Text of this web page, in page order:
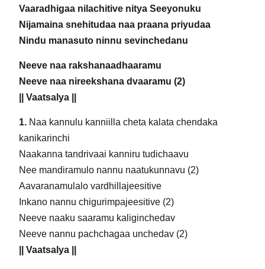
Vaaradhigaa nilachitive nitya Seeyonuku
Nijamaina snehitudaa naa praana priyudaa
Nindu manasuto ninnu sevinchedanu
Neeve naa rakshanaadhaaramu
Neeve naa nireekshana dvaaramu (2)
|| Vaatsalya ||
1.Naa kannulu kanniilla cheta kalata chendaka
kanikarinchi
Naakanna tandrivaai kanniru tudichaavu
Nee mandiramulo nannu naatukunnavu (2)
Aavaranamulalo vardhillajeesitive
Inkano nannu chigurimpajeesitive (2)
Neeve naaku saaramu kaliginchedav
Neeve nannu pachchagaa unchedav (2)
|| Vaatsalya ||